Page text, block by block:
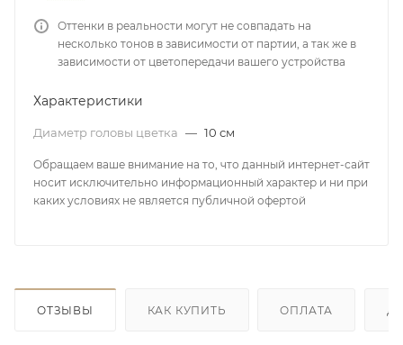
Оттенки в реальности могут не совпадать на
несколько тонов в зависимости от партии, а так же в
зависимости от цветопередачи вашего устройства
Характеристики
Диаметр головы цветка — 10 см
Обращаем ваше внимание на то, что данный интернет-сайт
носит исключительно информационный характер и ни при
каких условиях не является публичной офертой
ОТЗЫВЫ КАК КУПИТЬ ОПЛАТА